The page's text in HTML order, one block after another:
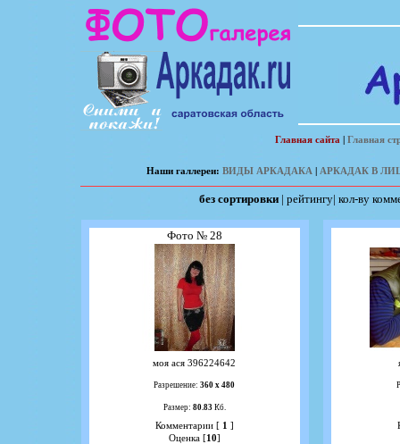
Главная сайта | Главная
Наши галлереи: ВИДЫ АРКАДАКА | АРКАДАК В
без сортировки| рейтингу| кол-ву
Фото № 28
моя ася 396224642
Разрешение: 360 х 480
Размер: 80.83Кб.
Комментарии [1 ]
Оценка [10]